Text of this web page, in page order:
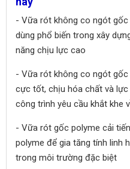
- Vữa rót không co ngót gốc
dùng phổ biến trong xây
năng chịu lực cao
- Vữa rót không co ngót
cực tốt, chịu hóa chất và
công trình yêu cầu khắt khe
- Vữa rót gốc polyme cải
polyme để gia tăng tính linh
trong môi trường đặc biệt